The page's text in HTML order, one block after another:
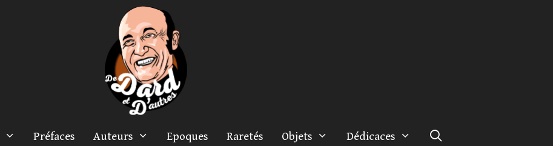
Préfaces Auteurs Epoques Raretés Objets Dédicaces